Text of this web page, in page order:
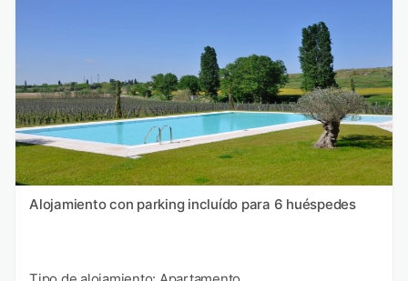
Alojamiento con parking incluído para 6 huéspedes